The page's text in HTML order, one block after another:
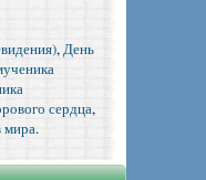
,День
сердца,
мира.